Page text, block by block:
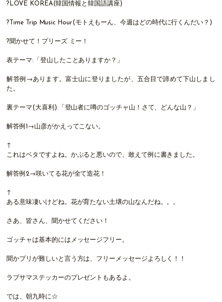
?LOVE KOREA(韓国情報と韓国語講座)
?Time Trip Music Hour(モトえもーん、今週はどの時代に行くんだい？)
?聞かせて！プリーズ ミー！
表テーマ:「登山したことありますか？」
解答例→あります。富士山に登りましたが、五合目で諦めて下山しまし
た。
裏テーマ(大喜利):「登山者に噂のゴッチャ山！さて、どんな山？」
解答例1→山彦がかえってこない。
↑
これはベタですよね。かぶると悪いので、敢えて例に書きました。
解答例2→咲いてる花が全て造花！
↑
ある意味凄いけどね。花が育たない土壌の山なんだね。。。
さあ、皆さん、聞かせてください！
ゴッチャは基本的にはメッセージフリー。
聞かプリが難しいと言う方は、フリーメッセージよろしく！！
ラブサマステッカーのプレゼントもあるよ。
では、朝九時に☆